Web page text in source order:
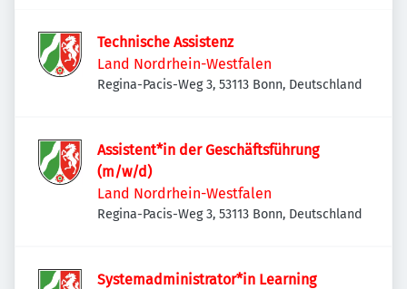
Technische Assistenz
Land Nordrhein-Westfalen
Regina-Pacis-Weg 3, 53113 Bonn, Deutschland
Assistent*in der Geschäftsführung
(m/w/d)
Land Nordrhein-Westfalen
Regina-Pacis-Weg 3, 53113 Bonn, Deutschland
Systemadministrator*in Learning